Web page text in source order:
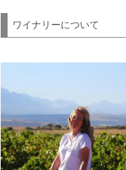
ワイナリーについて